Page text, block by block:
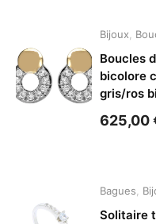
Bijoux
Boucles
bicolore
gris/ros
625,00
Bagues
Solitaire